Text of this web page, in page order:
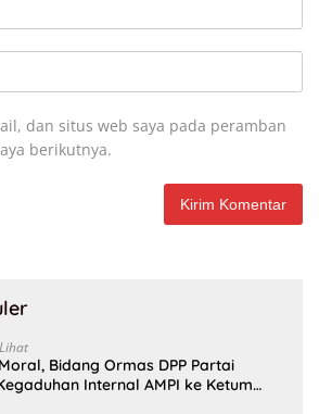
dan situs web saya pada peramban
berikutnya.
Bidang Ormas DPP Partai
Internal AMPI ke Ketum